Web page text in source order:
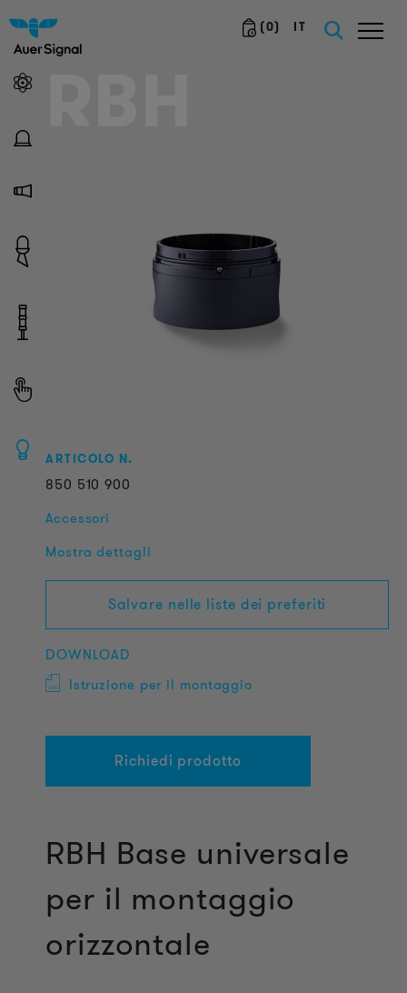
(0) IT
ARTICOLO N.
850 510 900
Accessori
Mostra dettagli
Salvare nelle liste dei preferiti
DOWNLOAD
Istruzione per il montaggio
Richiedi prodotto
RBH Base universale
per il montaggio
orizzontale